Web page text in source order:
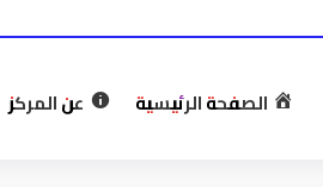
الصفحة الرئيسية عن المركز